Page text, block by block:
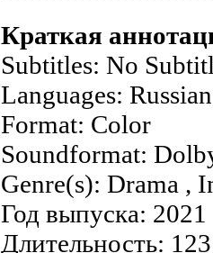
Краткая
Subtitles: No
Languages: Russian
Format: Color
Soundformat:
Genre(s): Drama ,
Год выпуска:
Длительность: